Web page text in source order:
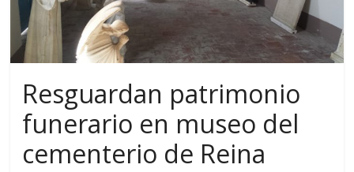
Resguardan patrimonio
funerario en museo del
cementerio de Reina